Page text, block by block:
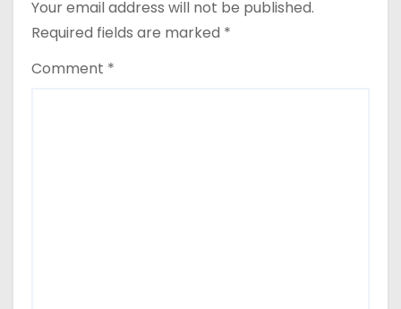
Your email address will not be published.
Required fields are marked *
Comment *